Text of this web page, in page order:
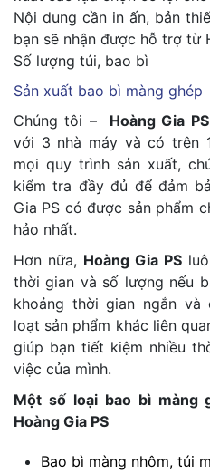
Nội dung cần in ấn, bản
bạn sẽ nhận được hỗ trợ từ
Số lượng túi, bao bì
Sản xuất bao bì màng ghép
Chúng tôi – Hoàng Gia PS
với 3 nhà máy và có trên
mọi quy trình sản xuất,
kiểm tra đầy đủ để đảm
Gia PS có được sản phẩm
hảo nhất.
Hơn nữa, Hoàng Gia PS
thời gian và số lượng nếu
khoảng thời gian ngắn
loạt sản phẩm khác liên
giúp bạn tiết kiệm nhiều
việc của mình.
Một số loại bao bì màng
Hoàng Gia PS
Bao bì màng nhôm, túi